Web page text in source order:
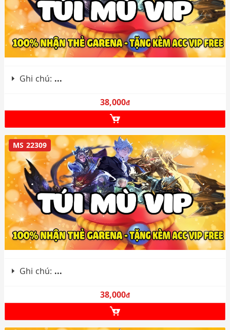
Ghi chú: ...
38,000đ
MS 22309
Ghi chú: ...
38,000đ